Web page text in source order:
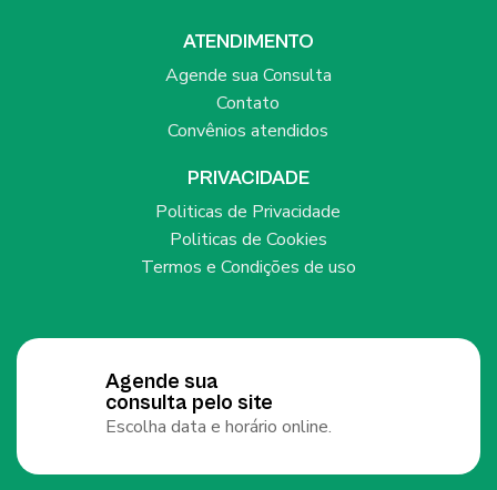
ATENDIMENTO
Agende sua Consulta
Contato
Convênios atendidos
PRIVACIDADE
Politicas de Privacidade
Politicas de Cookies
Termos e Condições de uso
Agende sua
consulta pelo site
Escolha data e horário online.